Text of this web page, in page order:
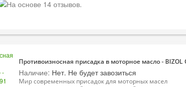
Противоизносная присадка в моторное масло - BIZOL
Наличие: Нет. Не будет завозиться
Мир современных присадок для моторных масел